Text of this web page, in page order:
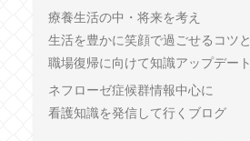
療養生活の中・将来を考え
生活を豊かに笑顔で過ごせるコツと
職場復帰に向けて知識アップデート
ネフローゼ症候群情報中心に
看護知識を発信して行くブログ